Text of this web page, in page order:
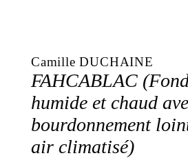
Camille DUCHAINE
FAHCABLAC
humide et chaud
bourdonnement
air climatisé)